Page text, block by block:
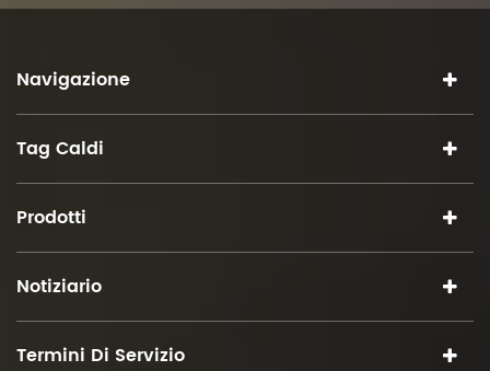
Navigazione
Tag Caldi
Prodotti
Notiziario
Termini Di Servizio